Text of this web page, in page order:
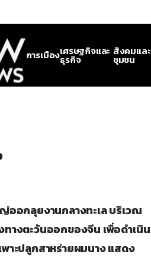
การเมืองเศรษฐกิจและ
ธุรกิจ
สังคมและ
ชุมชน
ออกลุยงานกลางทะเล บริเวณ
ทางตะวันออกของจีน เพื่อดำเนิน
พาะปลูกสาหร่ายผมนาง แสดง